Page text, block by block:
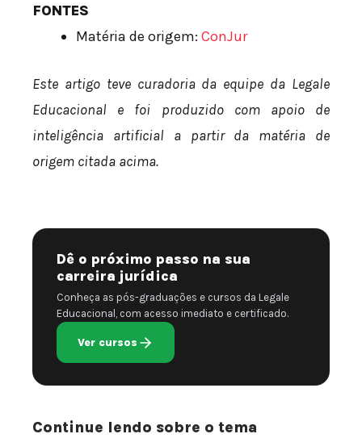
FONTES
Matéria de origem: ConJur
Este artigo teve curadoria da equipe da Legale
Educacional e foi produzido com apoio de
inteligência artificial a partir da matéria de
origem citada acima.
Dê o próximo passo na sua
carreira jurídica
Conheça as pós-graduações e cursos da Legale
Educacional, com acesso imediato e certificado.
Ver cursos
Continue lendo sobre o tema